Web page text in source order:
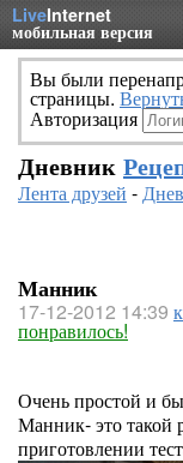
LiveInternet
мобильная версия
Вы были
страницы.
Авторизация
Дневник
Лента друзей -
Манник
17-12-2012 14:39
понравилось!
Очень простой и
Манник- это такой
приготовлении